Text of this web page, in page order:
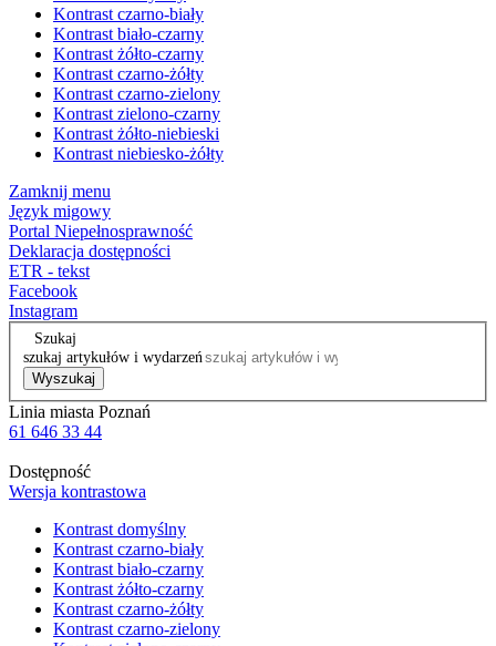
Kontrast czarno-biały
Kontrast biało-czarny
Kontrast żółto-czarny
Kontrast czarno-żółty
Kontrast czarno-zielony
Kontrast zielono-czarny
Kontrast żółto-niebieski
Kontrast niebiesko-żółty
Zamknij menu
Język migowy
Portal Niepełnosprawność
Deklaracja dostępności
ETR - tekst
Facebook
Instagram
Szukaj
szukaj artykułów i wydarzeń
Wyszukaj
Linia miasta Poznań
61 646 33 44
Dostępność
Wersja kontrastowa
Kontrast domyślny
Kontrast czarno-biały
Kontrast biało-czarny
Kontrast żółto-czarny
Kontrast czarno-żółty
Kontrast czarno-zielony